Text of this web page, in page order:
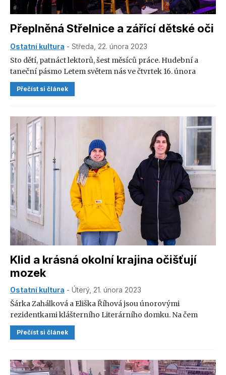
Přeplněná Střelnice a zářící dětské oči
Ostatní kultura - Středa, 22. února 2023
Sto dětí, patnáct lektorů, šest měsíců práce. Hudební a
taneční pásmo Letem světem nás ve čtvrtek 16. února
přeneslo z broumovského “Střeláku” třeba až na brazilský
karneval. Přečtěte si reportáž z výjimečné akce, která
Přečíst si článek
Klid a krásná okolní krajina očišťují
mozek
Ostatní kultura - Úterý, 21. února 2023
Šárka Zahálková a Eliška Říhová jsou únorovými
rezidentkami klášterního Literárního domku. Na čem
v Broumově pracují? Inspiruje je atmosféra
broumovského kláštera? A čím nás překvapí zvukový
v klášteře?
Přečíst si článek